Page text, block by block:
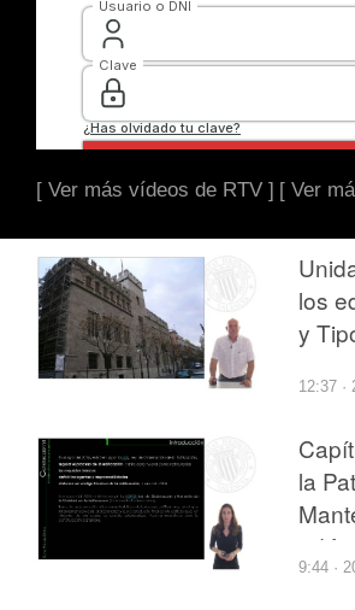
[ Ver más vídeos de RTV ] [ Ver
los
y
12:37 ·
la
9:44 ·